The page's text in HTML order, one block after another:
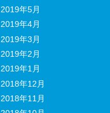
2019年5月
2019年4月
2019年3月
2019年2月
2019年1月
2018年12月
2018年11月